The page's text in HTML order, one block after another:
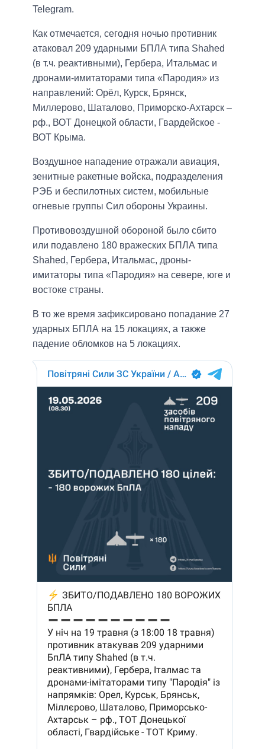
Telegram.
Как отмечается, сегодня ночью противник
атаковал 209 ударными БПЛА типа Shahed
(в т.ч. реактивными), Гербера, Итальмас и
дронами-имитаторами типа «Пародия» из
направлений: Орёл, Курск, Брянск,
Миллерово, Шаталово, Приморско-Ахтарск –
рф., ВОТ Донецкой области, Гвардейское -
ВОТ Крыма.
Воздушное нападение отражали авиация,
зенитные ракетные войска, подразделения
РЭБ и беспилотных систем, мобильные
огневые группы Сил обороны Украины.
Противовоздушной обороной было сбито
или подавлено 180 вражеских БПЛА типа
Shahed, Гербера, Итальмас, дроны-
имитаторы типа «Пародия» на севере, юге и
востоке страны.
В то же время зафиксировано попадание 27
ударных БПЛА на 15 локациях, а также
падение обломков на 5 локациях.